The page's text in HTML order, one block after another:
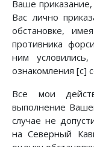
Ваше
Вас лично
обстановке,
противника
ним
ознакомления [с]
Все мои
выполнение
случае не
на Северный